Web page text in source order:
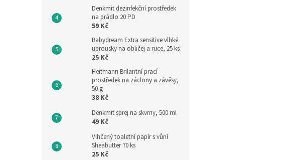
Denkmit dezinfekční prostředek
na prádlo 20 PD
59 Kč
Babydream Extra sensitive vlhké
ubrousky na obličej a ruce, 25 ks
25 Kč
Heitmann Brilantní prací
prostředek na záclony a závěsy,
50 g
38 Kč
Denkmit sprej na skvrny, 500 ml
49 Kč
Vlhčený toaletní papír s vůní
Sheabutter 70 ks
25 Kč